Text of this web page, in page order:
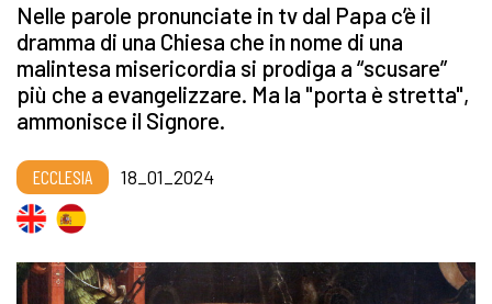
Nelle parole pronunciate in tv dal Papa c’è il
dramma di una Chiesa che in nome di una
malintesa misericordia si prodiga a “scusare”
più che a evangelizzare. Ma la "porta è stretta",
ammonisce il Signore.
ECCLESIA 18_01_2024